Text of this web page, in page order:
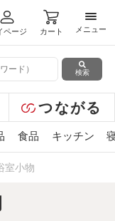
ページ カート
メニ
メニュー
検索
つながる
食品 キッチン
室小物